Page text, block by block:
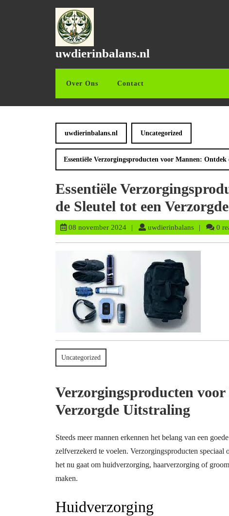
uwdierinbalans.nl
Over Ons Contact
uwdierinbalans.nl Uncategorized
Essentiële Verzorgingsproducten voor Mannen:
Essentiële
de Sleutel tot een
08 november 202408
uwdierinbalans 0
Uncategorized
Verzorgingsproducten
Verzorgde Uitstraling
Steeds meer mannen erkennen het belang van een
zelfverzekerd te voelen. Verzorgingsproducten
het nu gaat om huidverzorging, haarverzorging of
maken.
Huidverzorging